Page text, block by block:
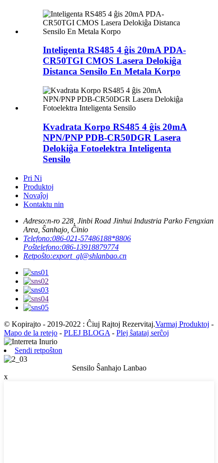
Inteligenta RS485 4 ĝis 20mA PDA-
CR50TGI CMOS Lasera Delokiĝa
Distanca Sensilo En Metala Korpo
Kvadrata Korpo RS485 4 ĝis 20mA
NPN/PNP PDB-CR50DGR Lasera
Delokiĝa Fotoelektra Inteligenta
Sensilo
Pri Ni
Produktoj
Novaĵoj
Kontaktu nin
Adreso:n-ro 228, Jinbi Road Jinhui Industria Parko Fengxian
Area, Ŝanhajo, Ĉinio
Telefono:086-021-57486188*8806
Poŝtelefono:086-13918879774
Retpoŝto:export_gl@shlanbao.cn
© Kopirajto - 2019-2022 : Ĉiuj Rajtoj Rezervitaj.Varmaj Produktoj -
Mapo de la retejo - PLEJ BLOGA - Plej ŝatataj serĉoj
Sendi retpoŝton
Sensilo Ŝanhajo Lanbao
x